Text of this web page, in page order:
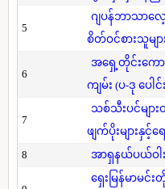
5
ဂျပန်ဘာသာလ
စိတ်ဝင်စားသူမ
6
အရှေ့တိုင်းကော
ကျမ်း (ပ-ဒု ပေါင်
7
သစ်သီးပင်မျ
ဖျက်ပိုးများနှင့်
8
အာရှနယ်ပယ်ဝ
ရှေးမြန်မာမ